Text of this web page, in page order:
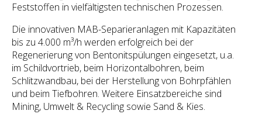
Feststoffen in vielfältigsten technischen Prozessen.
Die innovativen MAB-Separieranlagen mit Kapazitäten
bis zu 4.000 m³/h werden erfolgreich bei der
Regenerierung von Bentonitspülungen eingesetzt, u.a.
im Schildvortrieb, beim Horizontalbohren, beim
Schlitzwandbau, bei der Herstellung von Bohrpfählen
und beim Tiefbohren. Weitere Einsatzbereiche sind
Mining, Umwelt & Recycling sowie Sand & Kies.